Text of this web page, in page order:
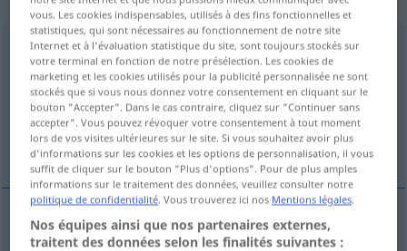
dienovereenkomstig [-ˈkɔmstəx]
Vue d'ensemble de toutes les traductions
(Pour plus d'informations, cliquez sur/touchez la traduction)
dementsprechend, demgemäß
dementsprechend,demgemäß
vous. Les cookies indispensables, utilisés à des fins fonctionnelles et
statistiques, qui sont nécessaires au fonctionnement de notre site
Internet et à l'évaluation statistique du site, sont toujours stockés sur
votre terminal en fonction de notre présélection. Les cookies de
marketing et les cookies utilisés pour la publicité personnalisée ne sont
stockés que si vous nous donnez votre consentement en cliquant sur le
bouton "Accepter". Dans le cas contraire, cliquez sur "Continuer sans
accepter". Vous pouvez révoquer votre consentement à tout moment
lors de vos visites ultérieures sur le site. Si vous souhaitez avoir plus
d'informations sur les cookies et les options de personnalisation, il vous
suffit de cliquer sur le bouton "Plus d'options". Pour de plus amples
informations sur le traitement des données, veuillez consulter notre
politique de confidentialité . Vous trouverez ici nos Mentions légales
Nos équipes ainsi que nos partenaires externes,
traitent des données selon les finalités suivantes :